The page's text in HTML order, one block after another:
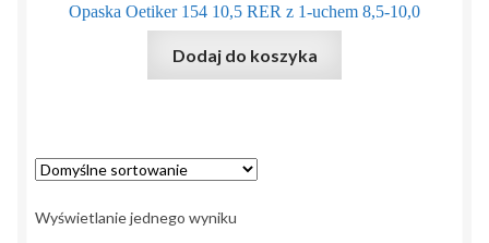
Opaska Oetiker 154 10,5 RER z 1-uchem 8,5-10,0
Dodaj do koszyka
Wyświetlanie jednego wyniku